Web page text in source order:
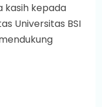
kasih kepada
Universitas BSI